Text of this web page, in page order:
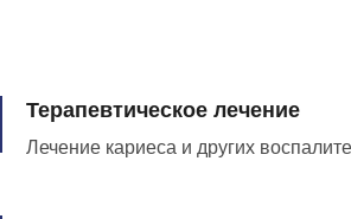
Терапевтическое лечение
Лечение кариеса и других